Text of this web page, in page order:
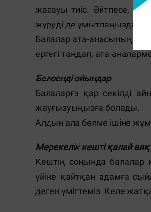
жасауы тиіс. Әйтпесе,
жүруді де ұмытпаңыздар.
Балалар ата-анасының
ертегі таңдап, ата-
Белсенді ойындар
Балаларға қар секілді
жауғызуыңызға болады.
Алдын ала бөлме ішіне
Мерекелік кешті қалай
Кештің соңында балалар
үйіне қайтқан адамға
деген үміттеміз. Келе